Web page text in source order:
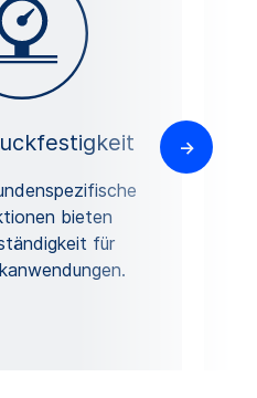
bieten
für